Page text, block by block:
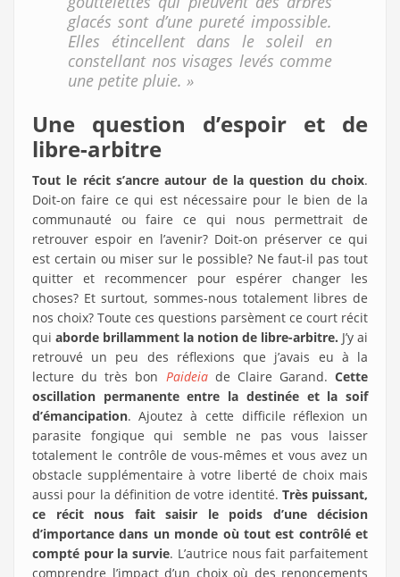
glacés sont d’une pureté impossible.
Elles étincellent dans le soleil en
constellant nos visages levés comme
une petite pluie. »
Une question d’espoir et de
libre-arbitre
Tout le récit s’ancre autour de la question du choix.
Doit-on faire ce qui est nécessaire pour le bien de la
communauté ou faire ce qui nous permettrait de
retrouver espoir en l’avenir? Doit-on préserver ce qui
est certain ou miser sur le possible? Ne faut-il pas tout
quitter et recommencer pour espérer changer les
choses? Et surtout, sommes-nous totalement libres de
nos choix? Toute ces questions parsèment ce court récit
qui aborde brillamment la notion de libre-arbitre. J’y ai
retrouvé un peu des réflexions que j’avais eu à la
lecture du très bon Paideiade Claire Garand. Cette
oscillation permanente entre la destinée et la soif
d’émancipation. Ajoutez à cette difficile réflexion un
parasite fongique qui semble ne pas vous laisser
totalement le contrôle de vous-mêmes et vous avez un
obstacle supplémentaire à votre liberté de choix mais
aussi pour la définition de votre identité. Très puissant,
ce récit nous fait saisir le poids d’une décision
d’importance dans un monde où tout est contrôlé et
compté pour la survie. L’autrice nous fait parfaitement
comprendre l’impact d’un choix où des renoncements